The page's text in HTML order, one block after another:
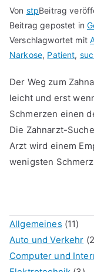
Von stpBeitrag
Beitrag gepostet in
Verschlagwortet mit
Narkose, Patient,
Der Weg zum
leicht und erst
Schmerzen einen
Die Zahnarzt-
Arzt wird einem
wenigsten
Allgemeines (11)
Auto und Verkehr
Computer und